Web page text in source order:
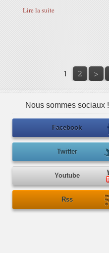
Lire la suite
1 2 >
Nous sommes sociaux !
Facebook
Twitter
Youtube
Rss